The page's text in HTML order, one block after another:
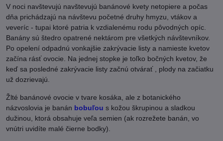
V noci navštevujú navštevujú banánové kvety netopiere a počas
dňa prichádzajú na návštevu početné druhy hmyzu, vtákov a
veveríc - tupai ktoré patria k vzdialenému rodu pôvodných opíc.
Banány sú štedro opatrené nektárom pre všetkých návštevníkov.
Po opelení odpadnú vonkajšie zakrývacie listy a namieste kvetov
začína rásť ovocie. Na jednej stopke je toľko bočných kvetov, že
keď sa posledné zakrývacie listy začnú otvárať , plody na začiatku
už dozrievajú.
Žlté banánové ovocie v tvare kosáka, ale z botanického
názvoslovia je banán bobuľou s kožou škrupinou a sladkou
dužinou, ktorá obsahuje veľa semien (ak rozrežete banán, vo
vnútri uvidíte malé čierne bodky).